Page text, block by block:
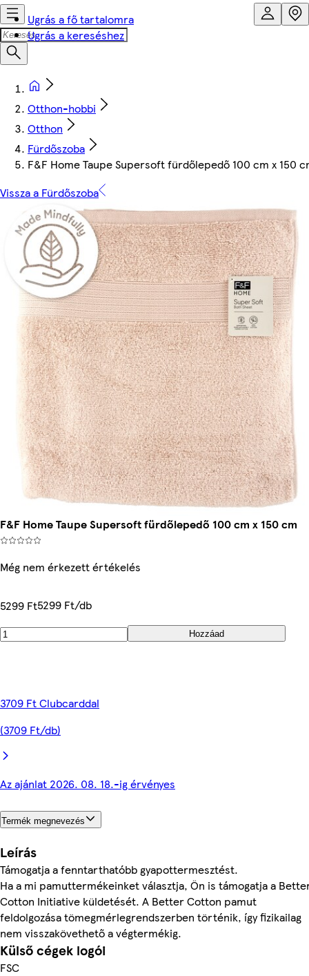
Ugrás a fő tartalomra
Ugrás a kereséshez
Otthon-hobbi
Otthon
Fürdőszoba
F&F Home Taupe Supersoft fürdőlepedő 100 cm x 150
Vissza a Fürdőszoba
F&F Home Taupe Supersoft fürdőlepedő 100 cm x 150 cm
Még nem érkezett értékelés
5299 Ft5299 Ft/db
Hozzáad
3709 Ft Clubcarddal
(3709 Ft/db)
Az ajánlat 2026. 08. 18.-ig érvényes
Termék megnevezés
Leírás
Támogatja a fenntarthatóbb gyapottermesztést.
Ha a mi pamuttermékeinket választja, Ön is támogatja a
Cotton Initiative küldetését. A Better Cotton pamut
feldolgozása tömegmérlegrendszerben történik, így fizikailag
nem visszakövethető a végtermékig.
Külső cégek logói
FSC